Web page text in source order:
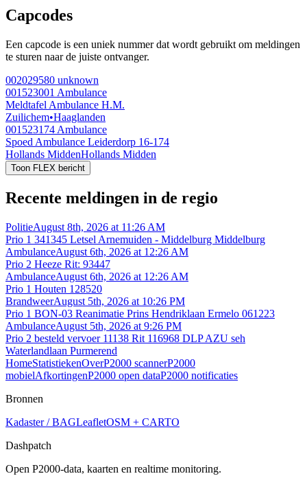
Capcodes
Een capcode is een uniek nummer dat wordt gebruikt om meldingen
te sturen naar de juiste ontvanger.
002029580 unknown
001523001 Ambulance
Meldtafel Ambulance H.M.
Zuilichem•Haaglanden
001523174 Ambulance
Spoed Ambulance Leiderdorp 16-174
Hollands MiddenHollands Midden
Toon FLEX bericht
Recente meldingen in de regio
PolitieAugust 8th, 2026 at 11:26 AM
Prio 1 341345 Letsel Arnemuiden - Middelburg Middelburg
AmbulanceAugust 6th, 2026 at 12:26 AM
Prio 2 Heeze Rit: 93447
AmbulanceAugust 6th, 2026 at 12:26 AM
Prio 1 Houten 128520
BrandweerAugust 5th, 2026 at 10:26 PM
Prio 1 BON-03 Reanimatie Prins Hendriklaan Ermelo 061223
AmbulanceAugust 5th, 2026 at 9:26 PM
Prio 2 besteld vervoer 11138 Rit 116968 DLP AZU seh
Waterlandlaan Purmerend
HomeStatistiekenOverP2000 scannerP2000
mobielAfkortingenP2000 open dataP2000 notificaties
Bronnen
Kadaster / BAGLeafletOSM + CARTO
Dashpatch
Open P2000-data, kaarten en realtime monitoring.